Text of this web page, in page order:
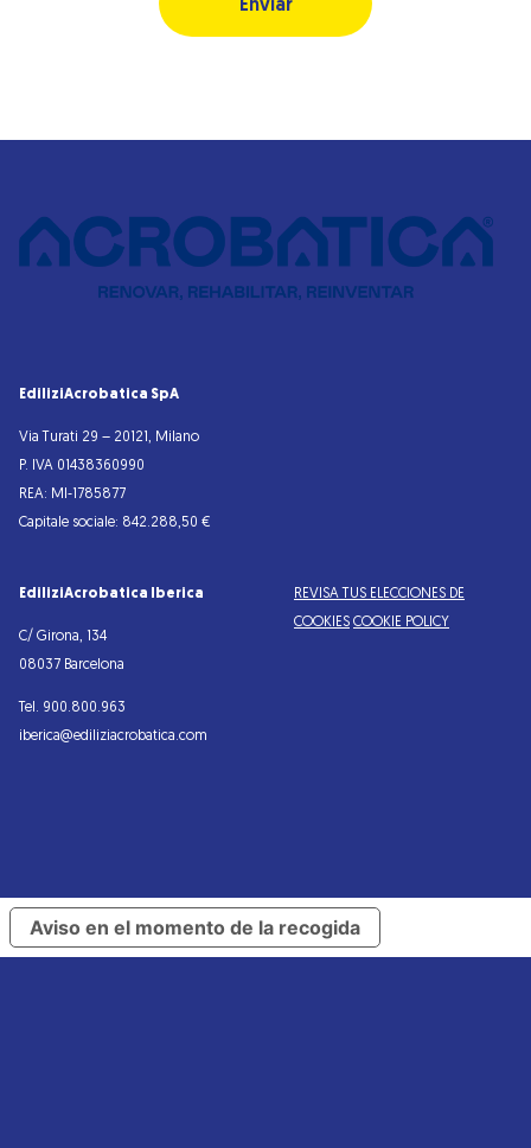
EdiliziAcrobatica SpA
Via Turati 29 – 20121, Milano
P. IVA 01438360990
REA: MI-1785877
Capitale sociale: 842.288,50 €
EdiliziAcrobatica Iberica
C/ Girona, 134
08037 Barcelona
Tel. 900.800.963
iberica@ediliziacrobatica.com
REVISA TUS ELECCIONES DE
COOKIES COOKIE POLICY
Aviso en el momento de la recogida